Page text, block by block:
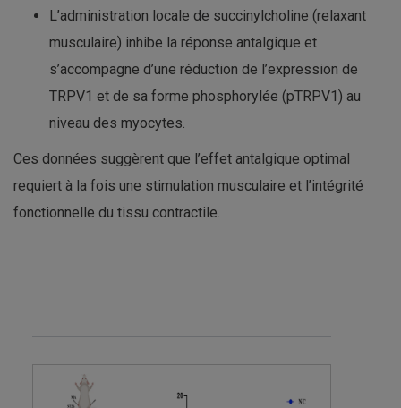
L’administration locale de succinylcholine (relaxant
musculaire) inhibe la réponse antalgique et
s’accompagne d’une réduction de l’expression de
TRPV1 et de sa forme phosphorylée (pTRPV1) au
niveau des myocytes.
Ces données suggèrent que l’effet antalgique optimal
requiert à la fois une stimulation musculaire et l’intégrité
fonctionnelle du tissu contractile.